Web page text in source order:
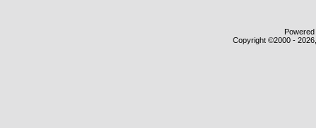
Copyright ©2000 -